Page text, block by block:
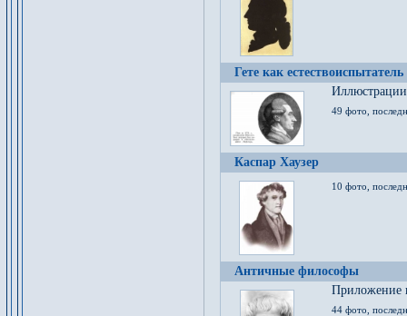
Гете как естествоиспытатель
49 фото,
Каспар Хаузер
10 фото,
Античные философы
Приложение
44 фото,